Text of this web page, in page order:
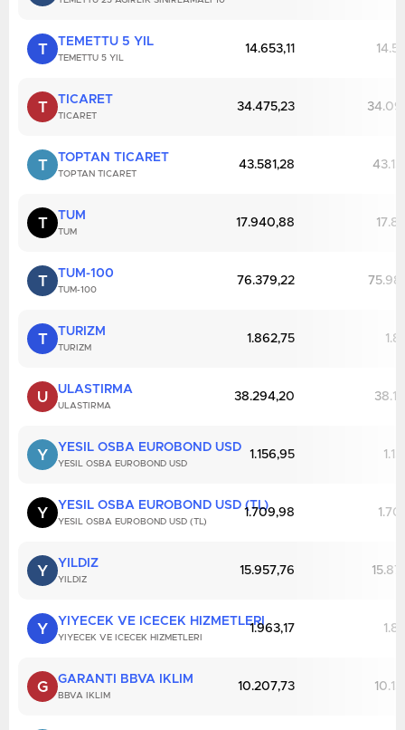
T TEMETTU 5 YIL
TEMETTU 5 YIL
14.653,11
T TICARET
TICARET
34.475,23
T TOPTAN TICARET
TOPTAN TICARET
43.581,28
T TUM
TUM
17.940,88
T TUM-100
TUM-100
76.379,22
T TURIZM
TURIZM
1.862,75
U ULASTIRMA
ULASTIRMA
38.294,20
Y YESIL OSBA EUROBOND USD
YESIL OSBA EUROBOND USD
1.156,95
Y YESIL OSBA EUROBOND USD (TL)
YESIL OSBA EUROBOND USD (TL)
1.709,98
Y YILDIZ
YILDIZ
15.957,76
Y YIYECEK VE ICECEK HIZMETLERI
YIYECEK VE ICECEK HIZMETLERI
1.963,17
G GARANTI BBVA IKLIM
BBVA IKLIM
10.207,73